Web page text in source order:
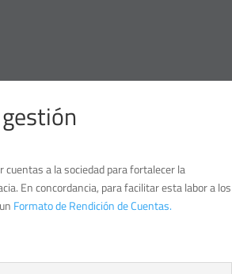
cuentas a la sociedad para fortalecer la
En concordancia, para facilitar esta labor a los
Formato de Rendición de Cuentas.